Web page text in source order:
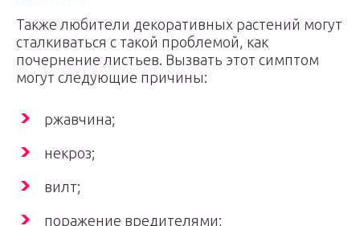
Также любители декоративных растений могут
сталкиваться с такой проблемой, как
почернение листьев. Вызвать этот симптом
могут следующие причины:
ржавчина;
некроз;
вилт;
поражение вредителями;